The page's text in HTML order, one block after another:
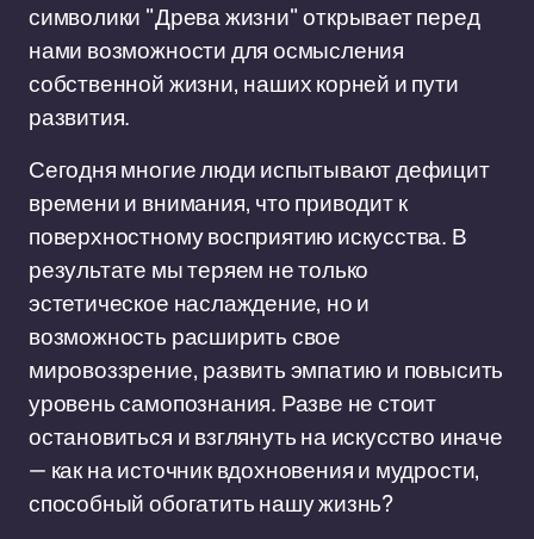
символики "Древа жизни" открывает перед
нами возможности для осмысления
собственной жизни, наших корней и пути
развития.
Сегодня многие люди испытывают дефицит
времени и внимания, что приводит к
поверхностному восприятию искусства. В
результате мы теряем не только
эстетическое наслаждение, но и
возможность расширить свое
мировоззрение, развить эмпатию и повысить
уровень самопознания. Разве не стоит
остановиться и взглянуть на искусство иначе
— как на источник вдохновения и мудрости,
способный обогатить нашу жизнь?